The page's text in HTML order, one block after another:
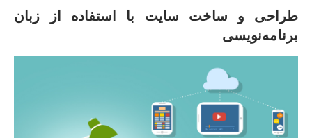
طراحی و ساخت سایت با استفاده از زبان‌
برنامه‌نویسی